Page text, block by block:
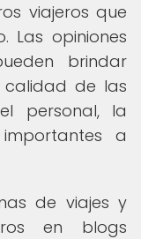
viajeros que
Las opiniones
brindar
calidad de las
personal, la
a
de viajes y
en blogs